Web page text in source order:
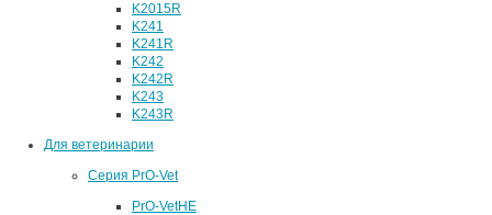
K2015R
K241
K241R
K242
K242R
K243
K243R
Для ветеринарии
Серия PrO-Vet
PrO-VetHE